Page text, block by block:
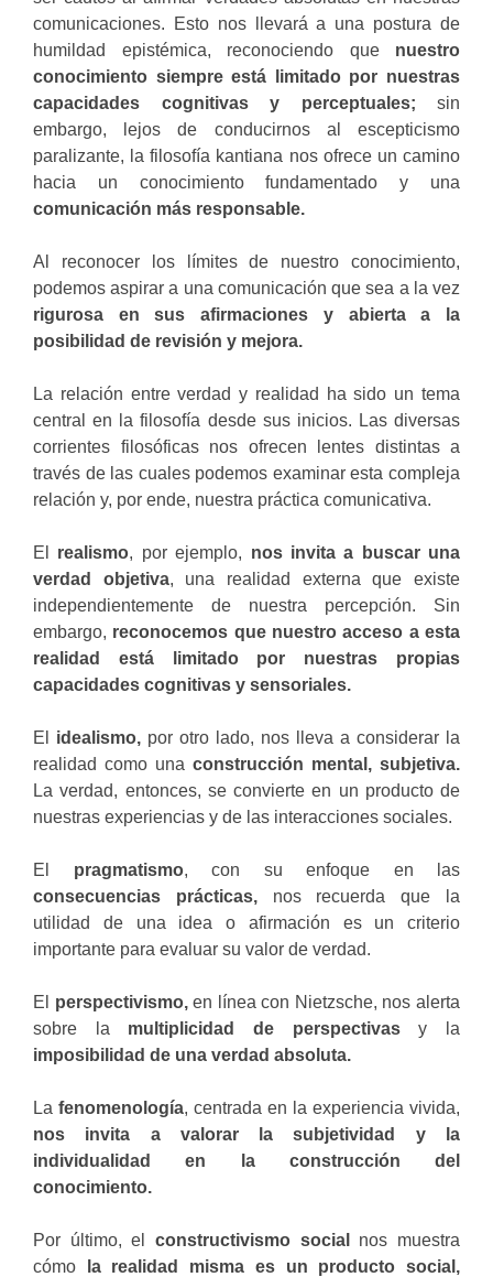
comunicaciones. Esto nos llevará a una postura de
humildad epistémica, reconociendo que nuestro
conocimiento siempre está limitado por nuestras
capacidades cognitivas y perceptuales; sin
embargo, lejos de conducirnos al escepticismo
paralizante, la filosofía kantiana nos ofrece un camino
hacia un conocimiento fundamentado y una
comunicación más responsable.
Al reconocer los límites de nuestro conocimiento,
podemos aspirar a una comunicación que sea a la vez
rigurosa
en sus afirmaciones y abierta a la
posibilidad de revisión y mejora.
La relación entre verdad y realidad ha sido un tema
central en la filosofía desde sus inicios. Las diversas
corrientes filosóficas nos ofrecen lentes distintas a
través de las cuales podemos examinar esta compleja
relación y, por ende, nuestra práctica comunicativa.
El realismo, por ejemplo, nos invita a buscar una
verdad objetiva, una realidad externa que existe
independientemente de nuestra percepción. Sin
embargo, reconocemos que nuestro acceso a esta
realidad está limitado por nuestras propias
capacidades cognitivas y sensoriales.
El idealismo, por otro lado, nos lleva a considerar la
realidad como una construcción mental, subjetiva.
La verdad, entonces, se convierte en un producto de
nuestras experiencias y de las interacciones sociales.
El pragmatismo, con su enfoque en las
consecuencias prácticas,nos recuerda que la
utilidad de una idea o afirmación es un criterio
importante para evaluar su valor de verdad.
El perspectivismo,en línea con Nietzsche, nos alerta
sobre la multiplicidad de perspectivasy la
imposibilidad de una verdad absoluta.
La fenomenología, centrada en la experiencia vivida,
nos invita a valorar la subjetividad y la
individualidad en la construcción del
conocimiento.
Por último, el constructivismo social
nos muestra
cómo la realidad misma es un producto social,